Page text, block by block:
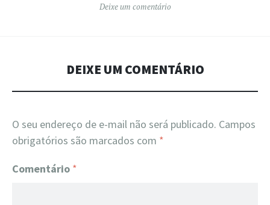
Deixe um comentário
DEIXE UM COMENTÁRIO
O seu endereço de e-mail não será publicado. Campos
obrigatórios são marcados com *
Comentário *